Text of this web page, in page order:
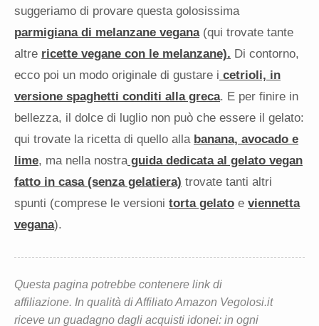
suggeriamo di provare questa golosissima
parmigiana di melanzane vegana(qui trovate tante
altre ricette vegane con le melanzane). Di contorno,
ecco poi un modo originale di gustare i cetrioli, in
versione spaghetti conditi alla greca. E per finire in
bellezza, il dolce di luglio non può che essere il gelato:
qui trovate la ricetta di quello alla banana, avocado e
lime, ma nella nostraguida dedicata al gelato vegan
fatto in casa (senza gelatiera) trovate tanti altri
spunti (comprese le versioni torta gelato e viennetta
vegana).
Questa pagina potrebbe contenere link di
affiliazione. In qualità di Affiliato Amazon Vegolosi.it
riceve un guadagno dagli acquisti idonei: in ogni